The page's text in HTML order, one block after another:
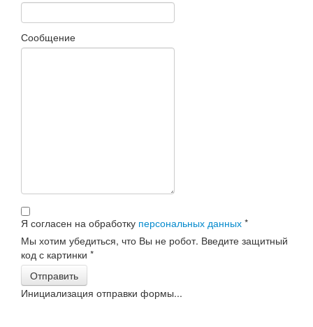
Сообщение
Я согласен на обработку персональных данных *
Мы хотим убедиться, что Вы не робот. Введите защитный
код с картинки *
Отправить
Инициализация отправки формы...